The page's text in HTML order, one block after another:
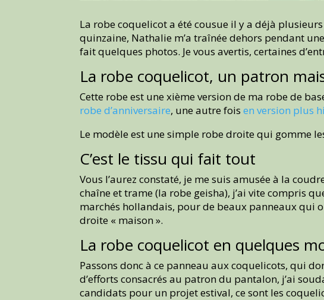
La robe coquelicot a été cousue il y a déjà
quinzaine, Nathalie m’a traînée dehors pendant
fait quelques photos. Je vous avertis, certaines
La robe coquelicot, un patron
Cette robe est une xième version de ma robe de
robe d’anniversaire, une autre foisen version plus
Le modèle est une simple robe droite qui gomme
C’est le tissu qui fait tout
Vous l’aurez constaté, je me suis amusée à la
chaîne et trame (la robe geisha), j’ai vite compris
marchés hollandais, pour de beaux panneaux qui
droite « maison ».
La robe coquelicot en quelques
Passons donc à ce panneau aux coquelicots, qui
d’efforts consacrés au patron du pantalon, j’ai
candidats pour un projet estival, ce sont les